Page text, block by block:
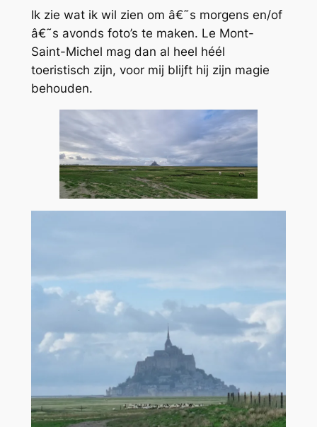
Ik zie wat ik wil zien om â€˜s morgens en/of
â€˜s avonds foto’s te maken. Le Mont-
Saint-Michel mag dan al heel héél
toeristisch zijn, voor mij blijft hij zijn magie
behouden.